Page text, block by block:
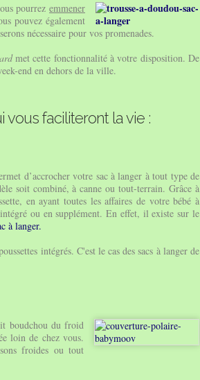
pourrezemmener
pouvez également
nécessaire pour vos promenades.
met cette fonctionnalité à votre disposition. De
end en dehors de la ville.
faciliteront la vie :
d’accrocher votre sac à langer à tout type de
soit combiné, à canne ou tout-terrain. Grâce à
en ayant toutes les affaires de votre bébé à
ou en supplément. En effet, il existe sur le
à langer.
intégrés. C'est le cas des sacs à langer de
boudchou du froid
loin de chez vous.
froides ou tout